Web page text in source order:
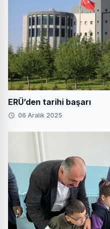
ERÜ’den tarihi başarı
06 Aralık 2025